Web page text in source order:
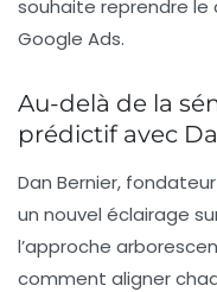
souhaite reprendre le
Google Ads.
Au-delà de la
prédictif avec
Dan Bernier,
un nouvel éclairage
l’approche
comment aligner